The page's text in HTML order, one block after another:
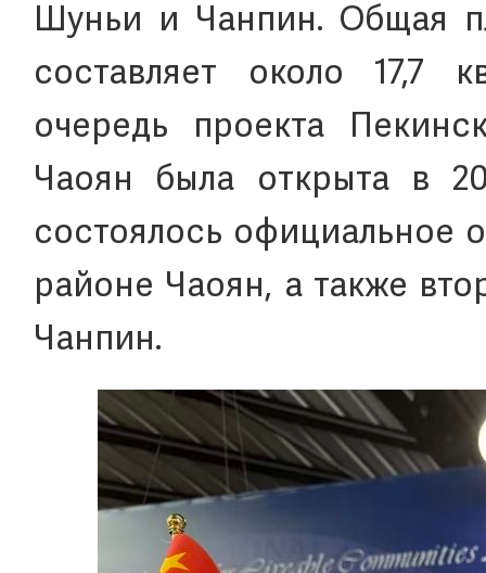
Шуньи и Чанпин. Общая
составляет около 17,7
очередь проекта
Чаоян была открыта в
состоялось официальное
районе Чаоян, а также
Чанпин.